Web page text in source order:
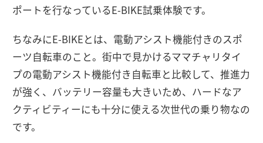
ポートを行なっているE-BIKE試乗体験です。
ちなみにE-BIKEとは、電動アシスト機能付きのスポ
ーツ自転車のこと。街中で見かけるママチャリタイ
プの電動アシスト機能付き自転車と比較して、推進力
が強く、バッテリー容量も大きいため、ハードなア
クティビティーにも十分に使える次世代の乗り物なの
です。